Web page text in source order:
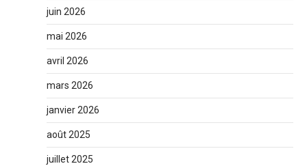
juin 2026
mai 2026
avril 2026
mars 2026
janvier 2026
août 2025
juillet 2025